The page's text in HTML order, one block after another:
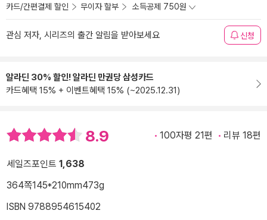
카드/간편결제 할인 무이자 할부 소득공제 750원
관심 저자, 시리즈의 출간 알림을 받아보세요 신청
알라딘 30% 할인! 알라딘 만권당 삼성카드
카드혜택 15% + 이벤트혜택 15% (~2025.12.31)
8.9 100자평 21편 리뷰 18편
세일즈포인트 1,638
364쪽145*210mm473g
ISBN 9788954615402